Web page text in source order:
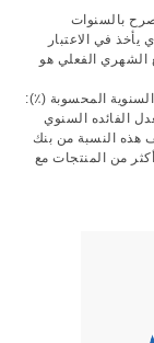
بالسنوات
يأخذ في الاعتبار
الشهري الفعلي هو
المحسوبة (٪):
الفائده السنوي
هذه النسبة من بنك
من المنتجات مع